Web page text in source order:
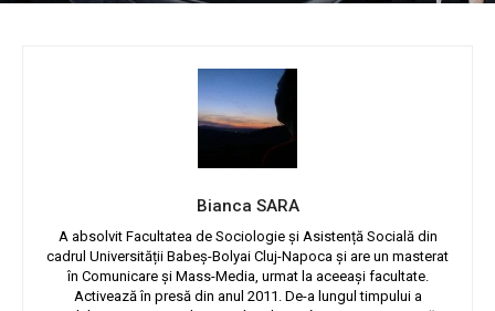
Bianca SARA
A absolvit Facultatea de Sociologie și Asistență Socială din
cadrul Universității Babeș-Bolyai Cluj-Napoca și are un masterat
în Comunicare și Mass-Media, urmat la aceeași facultate.
Activează în presă din anul 2011. De-a lungul timpului a